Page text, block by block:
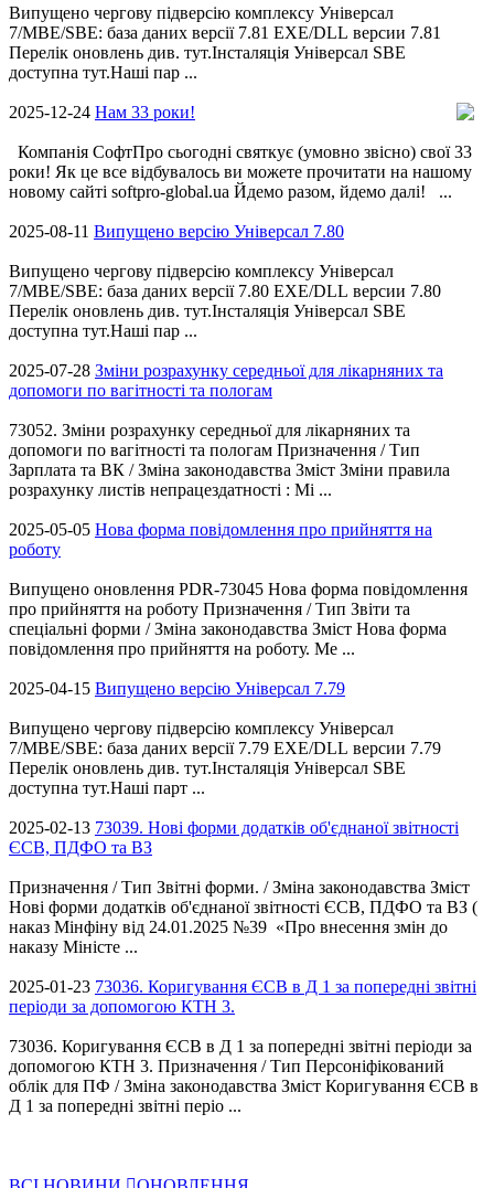
Випущено чергову підверсію комплексу Універсал
7/MBE/SBE: база даних версії 7.81 EXE/DLL версии 7.81
Перелік оновлень див. тут.Інсталяція Універсал SBE
доступна тут.Наші пар ...
2025-12-24 Нам 33 роки!
Компанія СофтПро сьогодні святкує (умовно звісно) свої 33
роки! Як це все відбувалось ви можете прочитати на нашому
новому сайті softpro-global.ua Йдемо разом, йдемо далі! ...
2025-08-11 Випущено версію Універсал 7.80
Випущено чергову підверсію комплексу Універсал
7/MBE/SBE: база даних версії 7.80 EXE/DLL версии 7.80
Перелік оновлень див. тут.Інсталяція Універсал SBE
доступна тут.Наші пар ...
2025-07-28 Зміни розрахунку середньої для лікарняних та
допомоги по вагітності та пологам
73052. Зміни розрахунку середньої для лікарняних та
допомоги по вагітності та пологам Призначення / Тип
Зарплата та ВК / Зміна законодавства Зміст Зміни правила
розрахунку листів непрацездатності : Мі ...
2025-05-05 Нова форма повідомлення про прийняття на
роботу
Випущено оновлення PDR-73045 Нова форма повідомлення
про прийняття на роботу Призначення / Тип Звіти та
спеціальні форми / Зміна законодавства Зміст Нова форма
повідомлення про прийняття на роботу. Ме ...
2025-04-15 Випущено версію Універсал 7.79
Випущено чергову підверсію комплексу Універсал
7/MBE/SBE: база даних версії 7.79 EXE/DLL версии 7.79
Перелік оновлень див. тут.Інсталяція Універсал SBE
доступна тут.Наші парт ...
2025-02-13 73039. Нові форми додатків об'єднаної звітності
ЄСВ, ПДФО та ВЗ
Призначення / Тип Звітні форми. / Зміна законодавства Зміст
Нові форми додатків об'єднаної звітності ЄСВ, ПДФО та ВЗ (
наказ Мінфіну від 24.01.2025 №39 «Про внесення змін до
наказу Міністе ...
2025-01-23 73036. Коригування ЄСВ в Д 1 за попередні звітні
періоди за допомогою КТН 3.
73036. Коригування ЄСВ в Д 1 за попередні звітні періоди за
допомогою КТН 3. Призначення / Тип Персоніфікований
облік для ПФ / Зміна законодавства Зміст Коригування ЄСВ в
Д 1 за попередні звітні періо ...